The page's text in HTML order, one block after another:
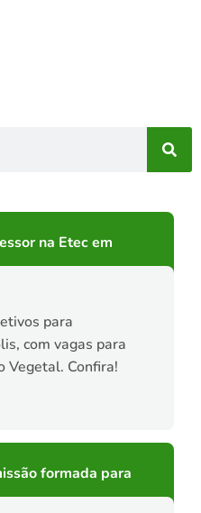
na Etec em
para
com vagas para
Vegetal. Confira!
formada para